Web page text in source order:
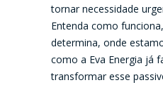
tornar necessidade
Entenda como
determina, onde
como a Eva Energia já
transformar esse